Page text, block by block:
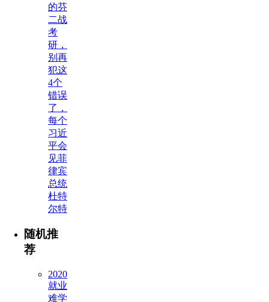
的芬
二战
考
研，
别再
犯这
4个
错误
了，
每个
习近
平会
见菲
律宾
总统
杜特
尔特
随机推
荐
2020
就业
难学